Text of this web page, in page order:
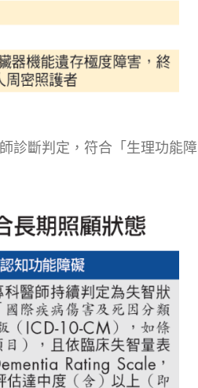
診斷判定，符合「生理功能障